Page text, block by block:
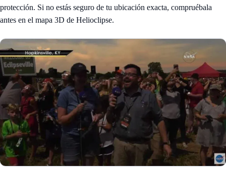
protección. Si no estás seguro de tu ubicación exacta, compruébala
antes en el mapa 3D de Helioclipse.